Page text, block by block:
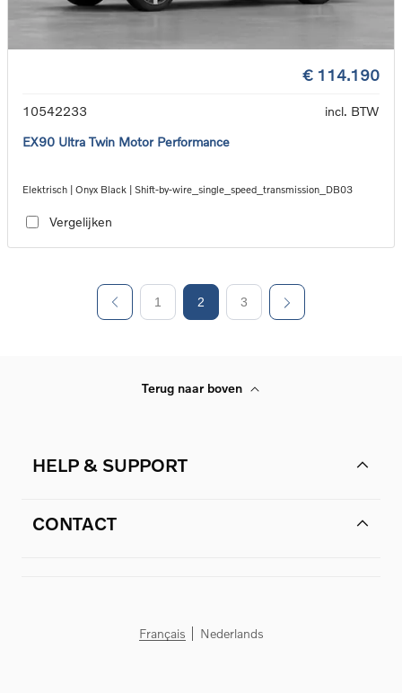
€ 114.190
10542233
incl. BTW
EX90 Ultra Twin Motor Performance
Elektrisch | Onyx Black | Shift-by-wire_single_speed_transmission_DB03
Vergelijken
1 2 3
Terug naar boven
HELP & SUPPORT
CONTACT
Français Nederlands